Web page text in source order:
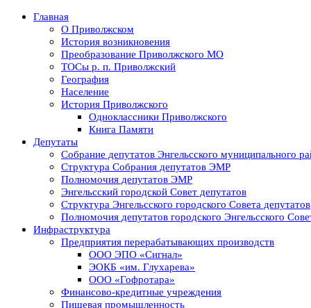
Главная
О Приволжском
История возникновения
Преобразование Приволжского МО
ТОСы р. п. Приволжский
География
Население
История Приволжского
Одноклассники Приволжского
Книга Памяти
Депутаты
Собрание депутатов Энгельсского муниципального
Структура Собрания депутатов ЭМР
Полномочия депутатов ЭМР
Энгельсский городской Совет депутатов
Структура Энгельсского городского Совета депутатов
Полномочия депутатов городского Энгельсского
Инфраструктура
Предприятия перерабатывающих производств
ООО ЭПО «Сигнал»
ЭОКБ «им. Глухарева»
ООО «Гофротара»
Финансово-кредитные учреждения
Пищевая промышленность